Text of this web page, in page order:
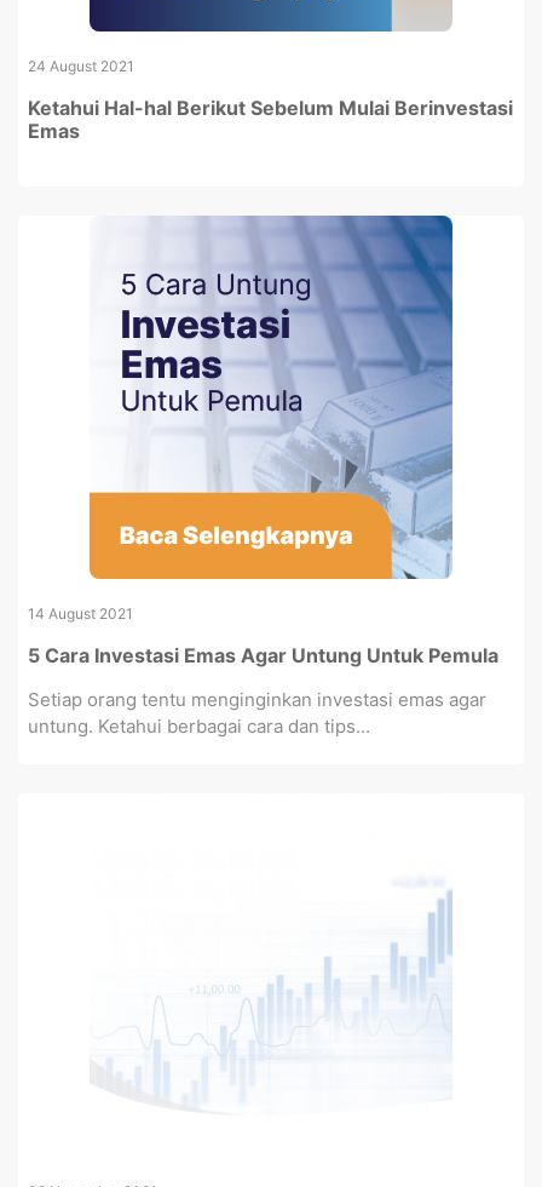
24 August 2021
Ketahui Hal-hal Berikut Sebelum Mulai Berinvestasi
Emas
14 August 2021
5 Cara Investasi Emas Agar Untung Untuk Pemula
Setiap orang tentu menginginkan investasi emas agar
untung. Ketahui berbagai cara dan tips...